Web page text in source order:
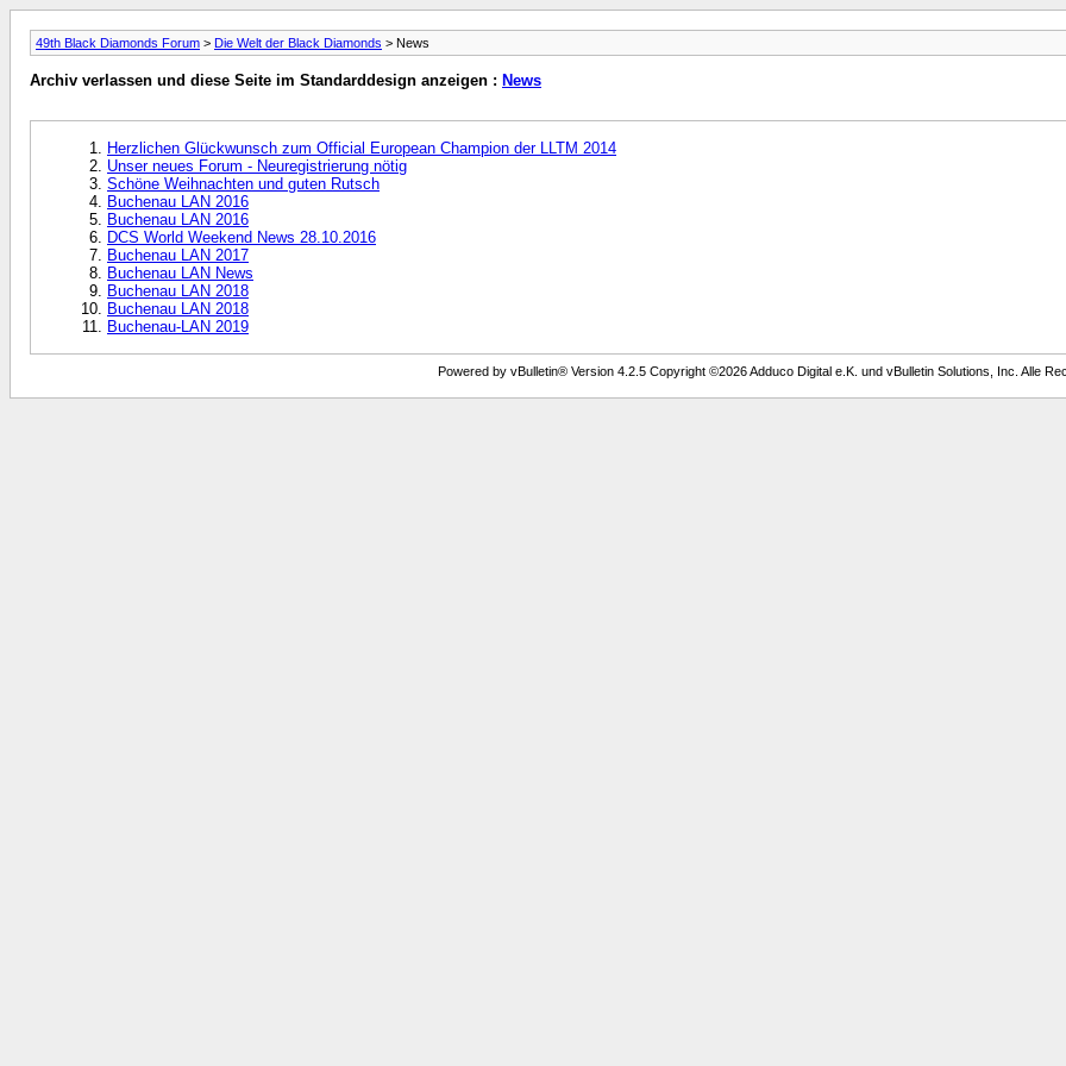
49th Black Diamonds Forum > Die Welt der Black Diamonds > News
Archiv verlassen und diese Seite im Standarddesign anzeigen : News
Herzlichen Glückwunsch zum Official European Champion der LLTM 2014
Unser neues Forum - Neuregistrierung nötig
Schöne Weihnachten und guten Rutsch
Buchenau LAN 2016
Buchenau LAN 2016
DCS World Weekend News 28.10.2016
Buchenau LAN 2017
Buchenau LAN News
Buchenau LAN 2018
Buchenau LAN 2018
Buchenau-LAN 2019
Powered by vBulletin® Version 4.2.5 Copyright ©2026 Adduco Digital e.K. und vBulletin Solutions, Inc. Alle